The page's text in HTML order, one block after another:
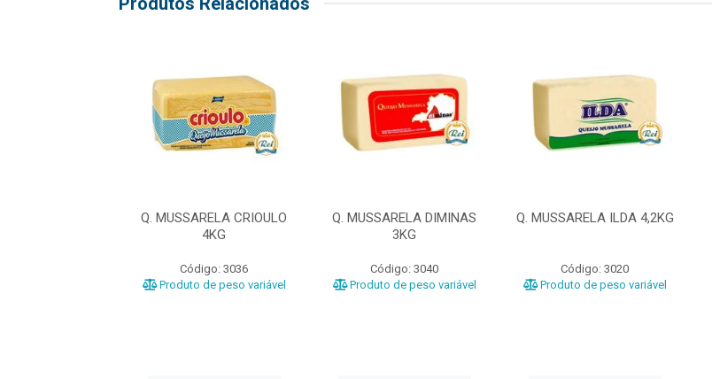
Q. MUSSARELA CRIOULO
4KG
Código: 3036
Produto de peso variável
Q. MUSSARELA DIMINAS
3KG
Código: 3040
Produto de peso variável
Q. MUSSARELA ILDA 4,2KG
Código: 3020
Produto de peso variável